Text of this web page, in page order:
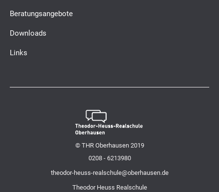
Beratungsangebote
Downloads
Links
© THR Oberhausen 2019
0208 - 6213980
theodor-heuss-realschule@oberhausen.de
Theodor Heuss Realschule